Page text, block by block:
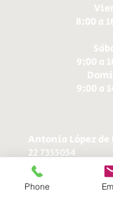
8:00 a
9:00 a
9:00 a
Antonia López de
22 7355054
22 7375725
+56 9 75224598
d
Phone